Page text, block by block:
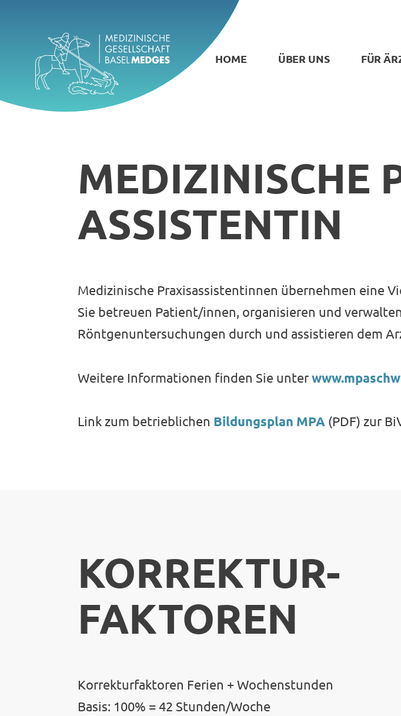
HOME ÜBER UNS FÜR
MEDIZINISCHE
ASSISTENTIN
Medizinische Praxisassistentinnen übernehmen eine
Sie betreuen Patient/innen, organisieren und
Röntgenuntersuchungen durch und assistieren dem
Weitere Informationen finden Sie unter
Link zum betrieblichen Bildungsplan MPA (PDF) zur
KORREKTUR-
FAKTOREN
Korrekturfaktoren Ferien + Wochenstunden
Basis: 100% = 42 Stunden/Woche